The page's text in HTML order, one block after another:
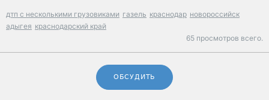
дтп с несколькими грузовиками газель краснодар новороссийск
адыгея краснодарский край
65 просмотров всего.
ОБСУДИТЬ